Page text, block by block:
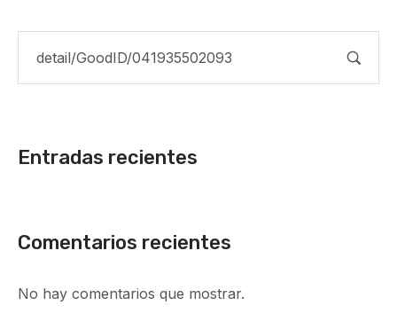
Entradas recientes
Comentarios recientes
No hay comentarios que mostrar.